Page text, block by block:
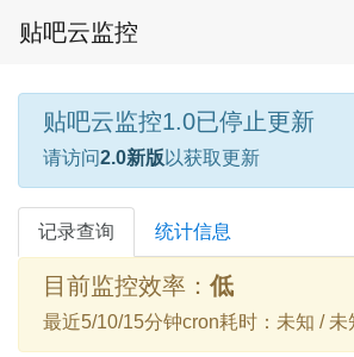
贴吧云监控
贴吧云监控1.0已停止更新
请访问2.0新版 以获取更新
记录查询 统计信息
目前监控效率： 低
最近5/10/15分钟cron耗时：未知 / 未